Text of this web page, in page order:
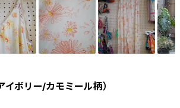
イボリー/カモミール柄）